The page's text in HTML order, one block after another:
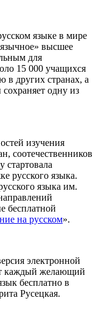
языке в мире
высшее
для
15 000 учащихся
в других странах, а
одну из
изучения
соотечественников
стартовала
русского языка.
языка им.
бесплатной
на русском».
электронной
каждый желающий
бесплатно в
Русецкая.